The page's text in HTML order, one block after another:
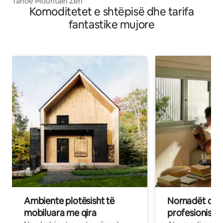
Komoditetet e shtëpisë dhe tarifa
fantastike mujore
Ambiente plotësisht të
mobiluara me qira
Nomadët